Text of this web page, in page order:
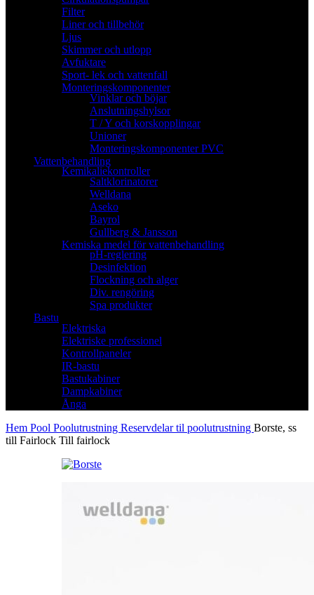
Filter
Liner och tillbehör
Ljus
Skimmer och utlopp
Avfuktare
Sport- lek och vattenfall
Monteringskomponenter
Vinklar och böjar
Anslutningshylsor
T / Y och korskopplingar
Unioner
Monteringskomponenter PVC
Vattenbehandling
Kemikaliekontroller
Saltklorinatorer
Welldana
Aseko
Bayrol
Gullberg & Jansson
Kemiska medel för vattenbehandling
pH-reglering
Desinfektion
Flockning och alger
Div. rengöring
Spa produkter
Bastu
Elektriska
Elektriske professionel
Kontrollpaneler
IR-bastu
Bastukabiner
Dampkabiner
Ånga
Hem Pool Poolutrustning Reservdelar til poolutrustning Borste, ss
till Fairlock Till fairlock